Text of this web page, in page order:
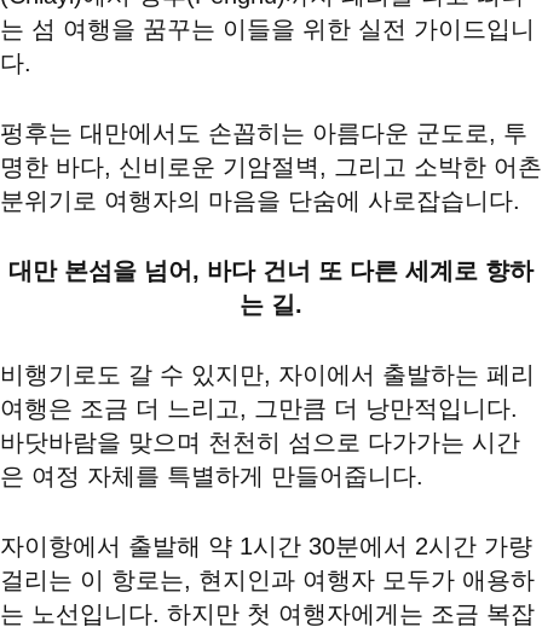
는 섬 여행을 꿈꾸는 이들을 위한 실전 가이드입니
다.
펑후는 대만에서도 손꼽히는 아름다운 군도로, 투
명한 바다, 신비로운 기암절벽, 그리고 소박한 어촌
분위기로 여행자의 마음을 단숨에 사로잡습니다.
대만 본섬을 넘어, 바다 건너 또 다른 세계로 향하
는 길.
비행기로도 갈 수 있지만, 자이에서 출발하는 페리
여행은 조금 더 느리고, 그만큼 더 낭만적입니다.
바닷바람을 맞으며 천천히 섬으로 다가가는 시간
은 여정 자체를 특별하게 만들어줍니다.
자이항에서 출발해 약 1시간 30분에서 2시간 가량
걸리는 이 항로는, 현지인과 여행자 모두가 애용하
는 노선입니다. 하지만 첫 여행자에게는 조금 복잡